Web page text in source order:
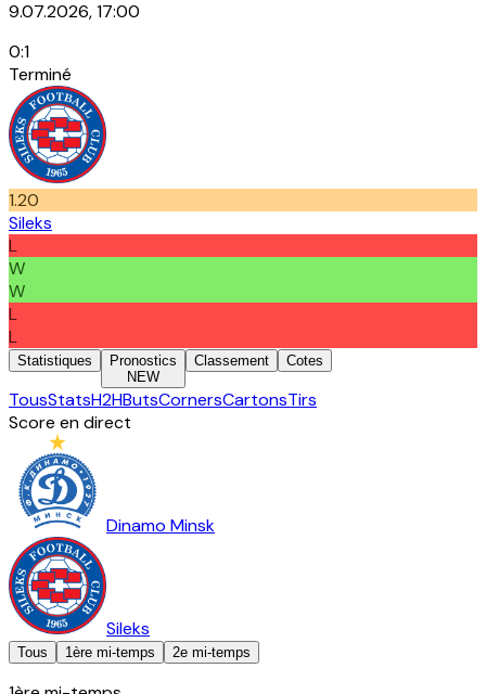
9.07.2026, 17:00
0:1
Terminé
1.20
Sileks
L
W
W
L
L
Statistiques
Pronostics
NEW
Classement Cotes
TousStatsH2HButsCornersCartonsTirs
Score en direct
Dinamo Minsk
Sileks
Tous 1ère mi-temps 2e mi-temps